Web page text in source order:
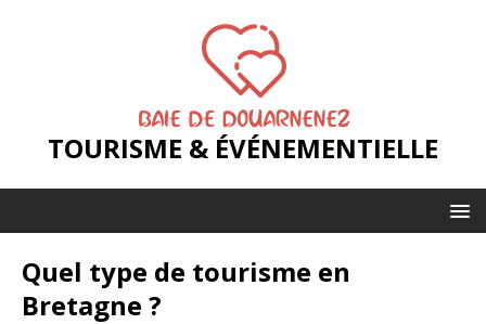
TOURISME & ÉVÉNEMENTIELLE
Quel type de tourisme en
Bretagne ?